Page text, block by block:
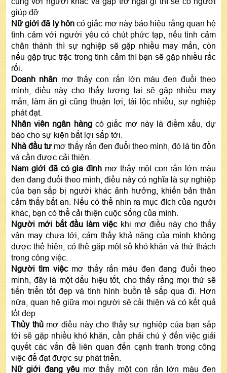
giúp đỡ.
Nữ giới đã ly hôncó giấc mơ này báo hiệu rằng quan hệ
tình cảm với người yêu có chút phức tạp, nếu tình cảm
chân thành thì sự nghiệp sẽ gặp nhiều may mắn, còn
nếu gặp trục trặc trong tình cảm thì bạn sẽ gặp nhiều rắc
rối.
Doanh nhân mơ thấy con rắn lớn màu đen đuổi theo
mình, điều này cho thấy tương lai sẽ gặp nhiều may
mắn, làm ăn gì cũng thuận lợi, tài lộc nhiều, sự nghiệp
phát đạt.
Nhân viên ngân hàngcó giấc mơ này là điềm xấu, dự
báo cho sự kiện bất lợi sắp tới.
Nhà đầu tư mơ thấy rắn đen đuổi theo mình, đó là tin đồn
và cần được cải thiện.
Nam giới đã có gia đình mơ thấy một con rắn lớn màu
đen đang đuổi theo mình, điều này có nghĩa là sự nghiệp
của bạn sắp bị người khác ảnh hưởng, khiến bản thân
cảm thấy bất an. Nếu có thể nhìn ra mục đích của người
khác, bạn có thể cải thiện cuộc sống của mình.
Người mới bắt đầu làm việc khi mơ điều này cho thấy
vận may chưa tới, cảm thấy khả năng của mình không
được thể hiện, có thể gặp một số khó khăn và thử thách
trong công việc.
Người tìm việc mơ thấy rắn màu đen đang đuổi theo
mình, đây là một dấu hiệu tốt, cho thấy rằng mọi thứ sẽ
tiến triển tốt đẹp và tình hình buồn tẻ sắp qua đi. Hơn
nữa, quan hệ giữa mọi người sẽ cải thiện và có kết quả
tốt đẹp.
Thủy thủmơ điều này cho thấy sự nghiệp của bạn sắp
tới sẽ gặp nhiều khó khăn, cần phải chú ý đến việc giải
quyết các vấn đề liên quan đến cạnh tranh trong công
việc để đạt được sự phát triển.
Nữ giới đang yêumơ thấy một con rắn lớn màu đen